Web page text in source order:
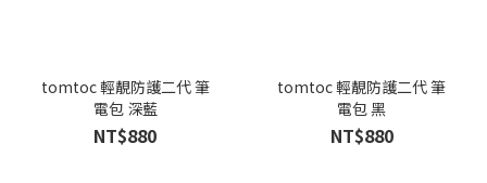
tomtoc 輕靚防護二代 筆
電包 深藍
NT$880
tomtoc 輕靚防護二代 筆
電包 黑
NT$880